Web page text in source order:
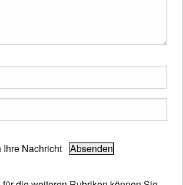
Nachricht